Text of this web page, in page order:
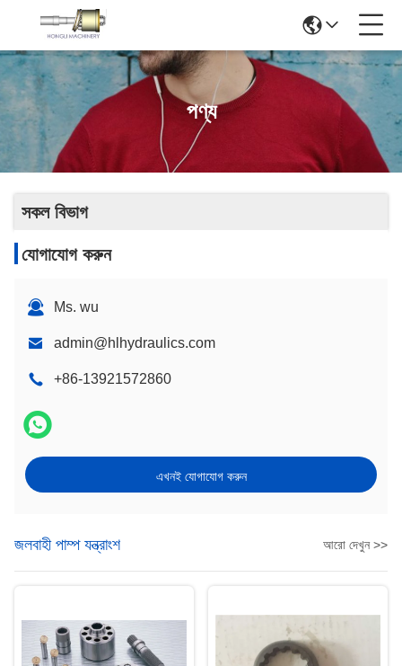
পণ্য
সকল বিভাগ
যোগাযোগ করুন
Ms. wu
admin@hlhydraulics.com
+86-13921572860
এখনই যোগাযোগ করুন
জলবাহী পাম্প যন্ত্রাংশ আরো দেখুন >>